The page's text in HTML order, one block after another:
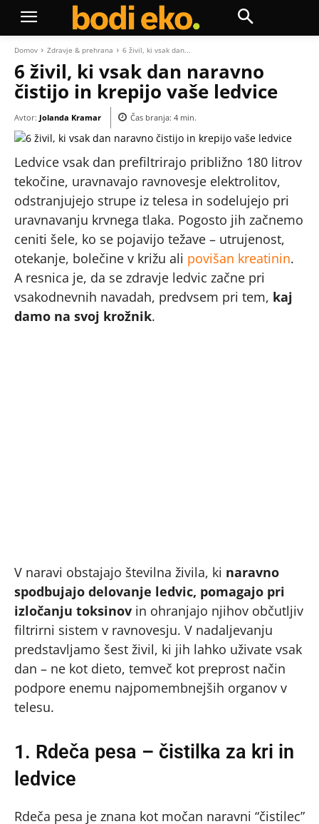
Domov Zdravje & prehrana 6 živil, ki vsak dan...
6 živil, ki vsak dan naravno
čistijo in krepijo vaše ledvice
Avtor: Jolanda Kramar Čas branja: 4 min.
Ledvice vsak dan prefiltrirajo približno 180 litrov
tekočine, uravnavajo ravnovesje elektrolitov,
odstranjujejo strupe iz telesa in sodelujejo pri
uravnavanju krvnega tlaka. Pogosto jih začnemo
ceniti šele, ko se pojavijo težave – utrujenost,
otekanje, bolečine v križu ali povišan kreatinin.
A resnica je, da se zdravje ledvic začne pri
vsakodnevnih navadah, predvsem pri tem, kaj
damo na svoj krožnik.
V naravi obstajajo številna živila, ki naravno
spodbujajo delovanje ledvic, pomagajo pri
izločanju toksinov in ohranjajo njihov občutljiv
filtrirni sistem v ravnovesju. V nadaljevanju
predstavljamo šest živil, ki jih lahko uživate vsak
dan – ne kot dieto, temveč kot preprost način
podpore enemu najpomembnejših organov v
telesu.
1. Rdeča pesa – čistilka za kri in
ledvice
Rdeča pesa je znana kot močan naravni “čistilec”